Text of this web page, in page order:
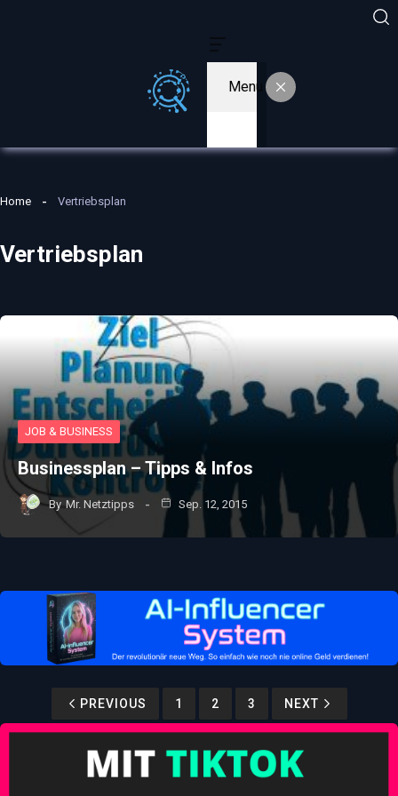
Menu
Home Vertriebsplan
Vertriebsplan
JOB & BUSINESS
Businessplan – Tipps & Infos
By Mr. Netztipps Sep. 12, 2015
PREVIOUS 1 2 3 NEXT